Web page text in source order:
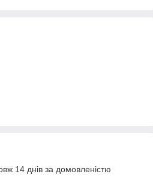
14 днів за домовленістю